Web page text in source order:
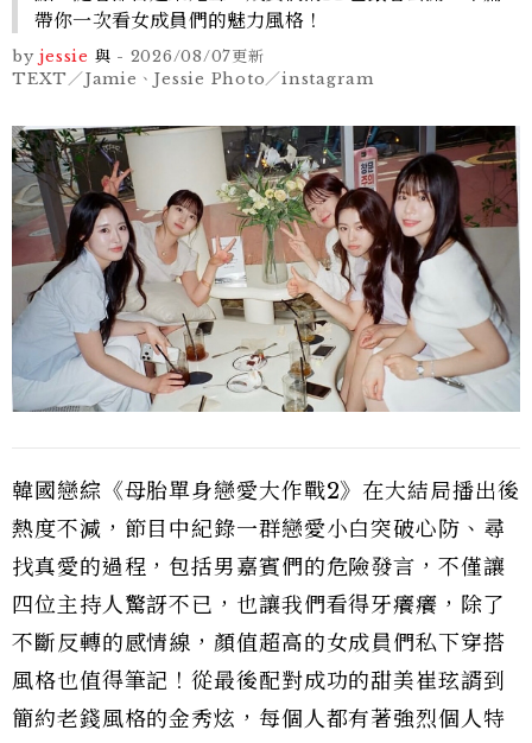
帶你一次看女成員們的魅力風格！
by jessie 與 - 2026/08/07更新
TEXT／Jamie、Jessie Photo／instagram
韓國戀綜《母胎單身戀愛大作戰2》在大結局播出後
熱度不減，節目中紀錄一群戀愛小白突破心防、尋
找真愛的過程，包括男嘉賓們的危險發言，不僅讓
四位主持人驚訝不已，也讓我們看得牙癢癢，除了
不斷反轉的感情線，顏值超高的女成員們私下穿搭
風格也值得筆記！從最後配對成功的甜美崔玹諝到
簡約老錢風格的金秀炫，每個人都有著強烈個人特